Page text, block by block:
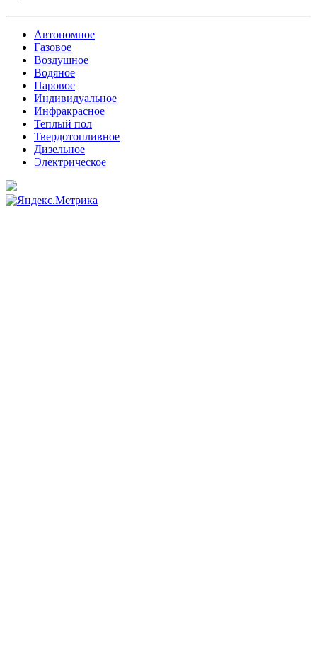
Автономное
Газовое
Воздушное
Водяное
Паровое
Индивидуальное
Инфракрасное
Теплый пол
Твердотопливное
Дизельное
Электрическое